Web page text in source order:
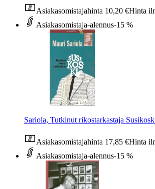
Asiakasomistajahinta 10,20 €Hinta
Asiakasomistaja-alennus-15 %
Sariola, Tutkinut rikostarkastaja
Asiakasomistajahinta 17,85 €Hinta
Asiakasomistaja-alennus-15 %